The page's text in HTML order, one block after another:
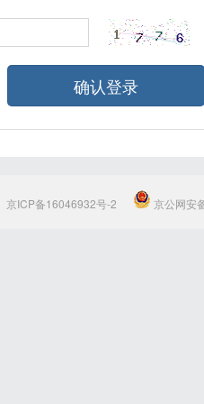
确认登录
京ICP备16046932号-2 京公网安